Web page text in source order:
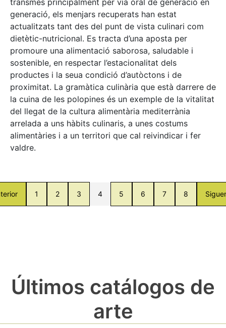
generació, els menjars recuperats han estat
actualitzats tant des del punt de vista culinari com
dietètic-nutricional. Es tracta d’una aposta per
promoure una alimentació saborosa, saludable i
sostenible, en respectar l’estacionalitat dels
productes i la seua condició d’autòctons i de
proximitat. La gramàtica culinària que està darrere de
la cuina de les polopines és un exemple de la vitalitat
del llegat de la cultura alimentària mediterrània
arrelada a uns hàbits culinaris, a unes costums
alimentàries i a un territori que cal reivindicar i fer
valdre.
1 2 3 4 5 6 7 8
Últimos catálogos de
arte